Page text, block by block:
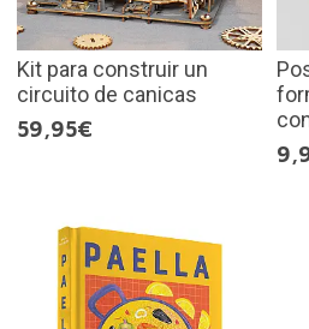
Kit para construir un
circuito de canicas
59,95€